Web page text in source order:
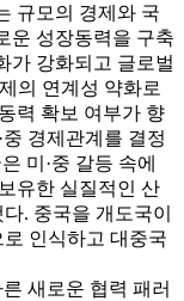
규모의 경제와 국
운 성장동력을 구축
가 강화되고 글로벌
의 연계성 약화로
력 확보 여부가 향
경제관계를 결정
미·중 갈등 속에
유한 실질적인 산
. 중국을 개도국이
인식하고 대중국
새로운 협력 패러